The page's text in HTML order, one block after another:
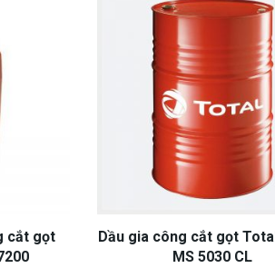
cắt gọt
Dầu gia công cắt gọt
MS 5030 CL